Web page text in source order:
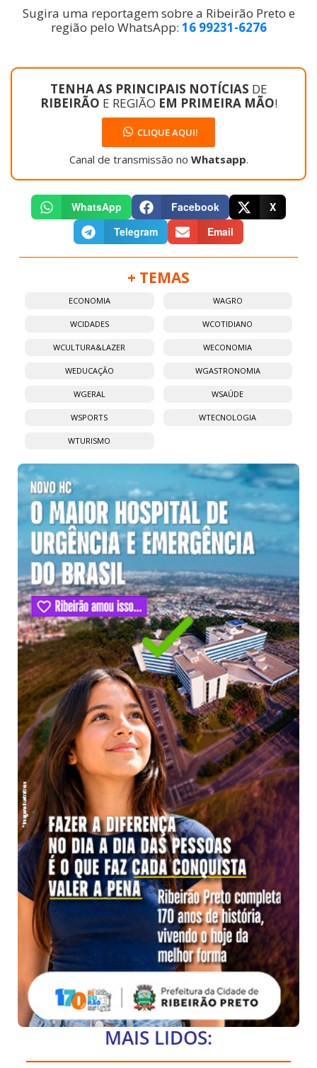
Sugira uma reportagem sobre a Ribeirão Preto e
região pelo WhatsApp: 16 99231-6276
TENHA AS PRINCIPAIS NOTÍCIAS DE
RIBEIRÃO E REGIÃO EM PRIMEIRA MÃO!
CLIQUE AQUI!
Canal de transmissão no Whatsapp.
WhatsApp Facebook
X
Telegram
Email
+ TEMAS
ECONOMIA WAGRO
WCIDADES WCOTIDIANO
WCULTURA&LAZER WECONOMIA
WEDUCAÇÃO WGASTRONOMIA
WGERAL WSAÚDE
WSPORTS WTECNOLOGIA
WTURISMO
MAIS LIDOS: